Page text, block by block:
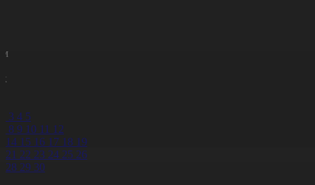
3 4 5
8 9 10 11 12
14 15 16 17 18 19
21 22 23 24 25 26
28 29 30